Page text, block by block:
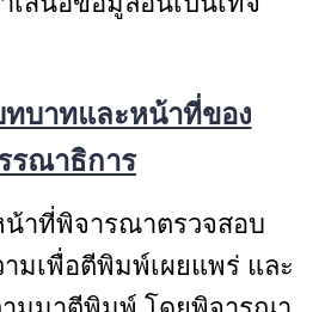
ทบาทและหน้าที่ของ
รณาธิการ
าที่พิจารณาตรวจสอบ
เพื่อตีพิมพ์เผยแพร่ และ